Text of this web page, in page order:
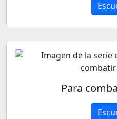
Para